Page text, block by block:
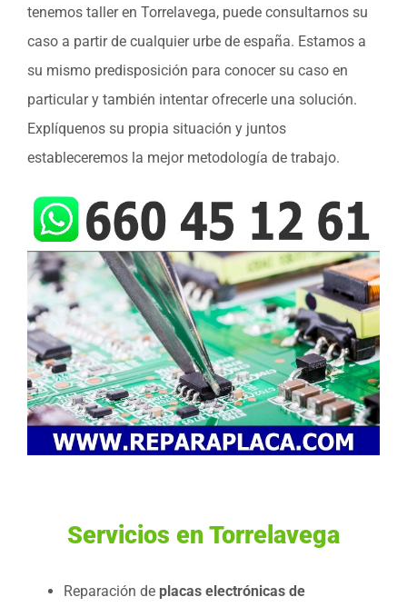
tenemos taller en Torrelavega, puede consultarnos su
caso a partir de cualquier urbe de españa. Estamos a
su mismo predisposición para conocer su caso en
particular y también intentar ofrecerle una solución.
Explíquenos su propia situación y juntos
estableceremos la mejor metodología de trabajo.
Servicios en Torrelavega
Reparación de placas electrónicas de